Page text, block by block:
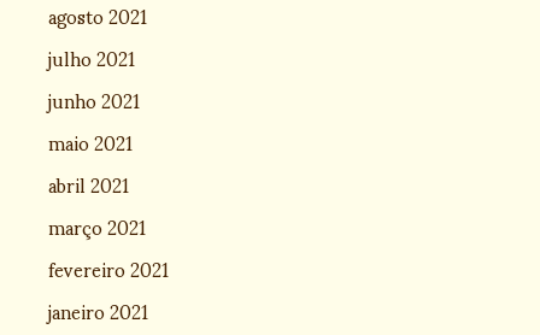
agosto 2021
julho 2021
junho 2021
maio 2021
abril 2021
março 2021
fevereiro 2021
janeiro 2021